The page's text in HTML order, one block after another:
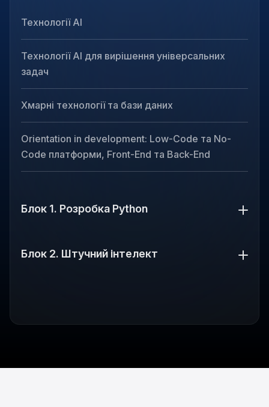
Технології АІ
Технології АІ для вирішення універсальних
задач
Хмарні технології та бази даних
Orientation in development: Low-Code та No-
Code платформи, Front-End та Back-End
Блок 1. Розробка Python
Блок 2. Штучний інтелект